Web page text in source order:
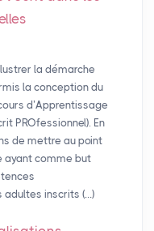
la démarche
la conception du
d’Apprentissage
PROfessionnel). En
de mettre au point
ayant comme but
adultes inscrits (…)